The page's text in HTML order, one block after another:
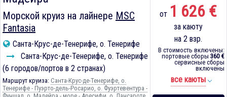
Морской круиз на лайнере MSC
Fantasia
Санта-Крус-де-Тенерифе, о. Тенерифе
Санта-Крус-де-Тенерифе, о. Тенерифе
(6 городов/портов в 2 странах)
Маршрут круиза: Санта-Крус-де-Тенерифе, о.
Тенерифе - Пуэрто-дель-Росарио, о. Фуэртевентура -
от 1 626 €
за каюту
на 2 взр.
В стоимость включены:
портовые сборы 360 €
сервисные сборы
включены
все каюты